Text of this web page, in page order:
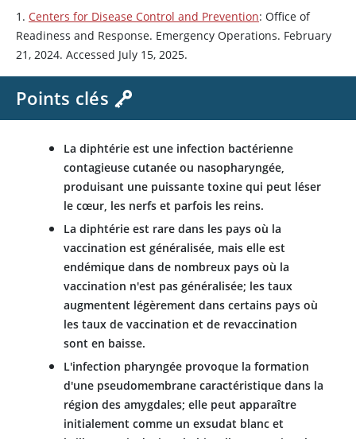
1. Centers for Disease Control and Prevention: Office of
Readiness and Response. Emergency Operations. February
21, 2024. Accessed July 15, 2025.
Points clés
La diphtérie est une infection bactérienne
contagieuse cutanée ou nasopharyngée,
produisant une puissante toxine qui peut léser
le cœur, les nerfs et parfois les reins.
La diphtérie est rare dans les pays où la
vaccination est généralisée, mais elle est
endémique dans de nombreux pays où la
vaccination n'est pas généralisée; les taux
augmentent légèrement dans certains pays où
les taux de vaccination et de revaccination
sont en baisse.
L'infection pharyngée provoque la formation
d'une pseudomembrane caractéristique dans la
région des amygdales; elle peut apparaître
initialement comme un exsudat blanc et